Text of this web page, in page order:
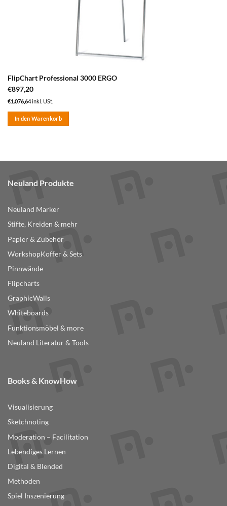
FlipChart Professional 3000 ERGO
€897,20
€1.076,64inkl. USt.
In den Warenkorb
Neuland Produkte
Neuland Marker
Stifte, Kreiden & mehr
Papier & Zubehör
WorkshopKoffer & Sets
Pinnwände
Flipcharts
GraphicWalls
Whiteboards
Funktionsmöbel & more
Neuland Literatur & Tools
Books & KnowHow
Visualisierung
Sketchnoting
Moderation – Facilitation
Lebendiges Lernen
Digital & Blended
Methoden
Spiel Inszenierung